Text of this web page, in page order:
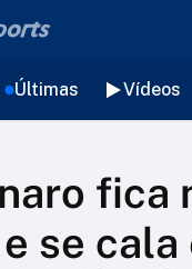
Últimas Vídeos
fica
e se